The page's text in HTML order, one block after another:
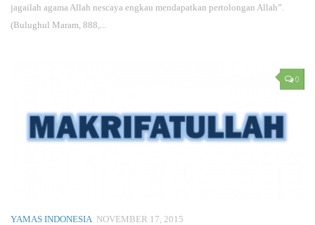
jagailah agama Allah nescaya engkau mendapatkan pertolongan Allah”.
(Bulughul Maram, 888,...
0
YAMAS INDONESIA NOVEMBER 17, 2015